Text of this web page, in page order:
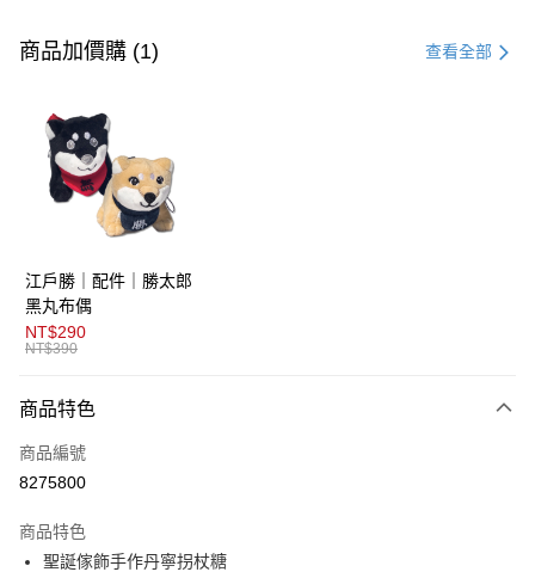
信用卡一次付款
LINE Pay
AFTEE先享後付
【關於「AFTEE先享後付」】
便利好安心！
１．簡單：不需註冊會員、不需綁卡、不需儲值。
２．便利：只要手機號碼，簡訊認證，即可結帳。
３．安心：先確認商品／服務後，再付款。
１．於結帳方式選擇「AFTEE先享後付」後，將跳轉至「AFTEE先享後付」
２．訂單成立數日內，您將收到繳費通知簡訊。
３．收到繳費通知簡訊後14天內，點擊此簡訊中的連結，可透過四大超商／
購買商品的店家。未經商家同意取消之訂單仍視為有效，需透過AFTEE先享
後付繳納相關費用。
運送方式
全家取貨付款
免運費
免運費
商品加價購 (1) 查看全部
江戶勝｜配件｜勝太郎
黑丸布偶
NT$290
NT$390
商品特色
商品編號
8275800
商品特色
聖誕傢飾手作丹寧拐杖糖